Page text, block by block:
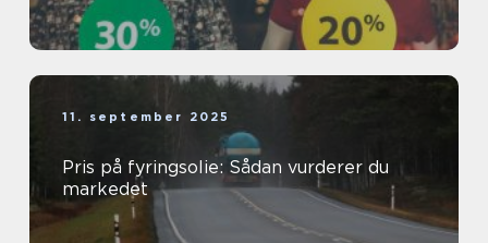
11. september 2025
Pris på fyringsolie: Sådan vurderer du
markedet